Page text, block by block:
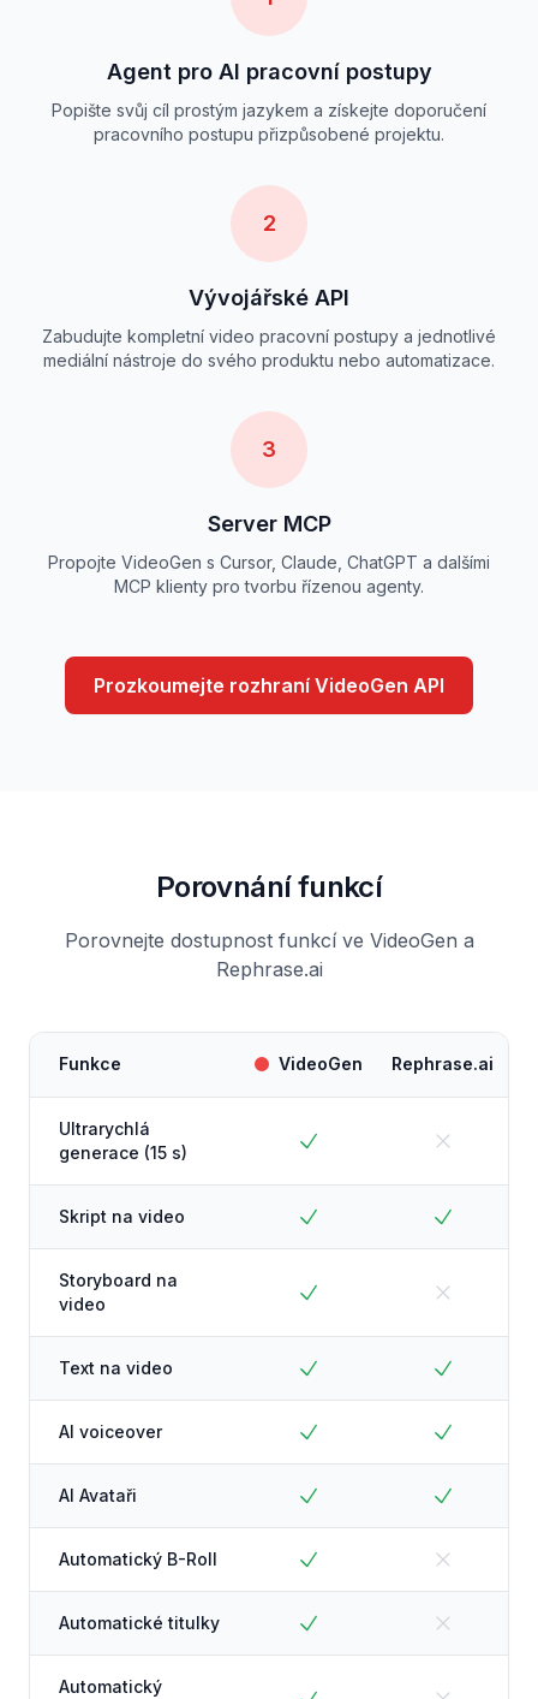
Agent pro AI pracovní postupy
Popište svůj cíl prostým jazykem a získejte doporučení
pracovního postupu přizpůsobené projektu.
2
Vývojářské API
Zabudujte kompletní video pracovní postupy a jednotlivé
mediální nástroje do svého produktu nebo automatizace.
3
Server MCP
Propojte VideoGen s Cursor, Claude, ChatGPT a dalšími
MCP klienty pro tvorbu řízenou agenty.
Prozkoumejte rozhraní VideoGen API
Porovnání funkcí
Porovnejte dostupnost funkcí ve VideoGen a
Rephrase.ai
Funkce VideoGen Rephrase.ai
Ultrarychlá
generace (15 s)
Skript na video
Storyboard na
video
Text na video
AI voiceover
AI Avataři
Automatický B-Roll
Automatické titulky
Automatický